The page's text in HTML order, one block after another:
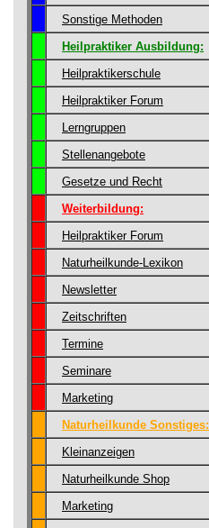
Sonstige Methoden
Heilpraktiker Ausbildung:
Heilpraktikerschule
Heilpraktiker Forum
Lerngruppen
Stellenangebote
Gesetze und Recht
Weiterbildung:
Heilpraktiker Forum
Naturheilkunde-Lexikon
Newsletter
Zeitschriften
Termine
Seminare
Marketing
Naturheilkunde Sonstiges:
Kleinanzeigen
Naturheilkunde Shop
Marketing